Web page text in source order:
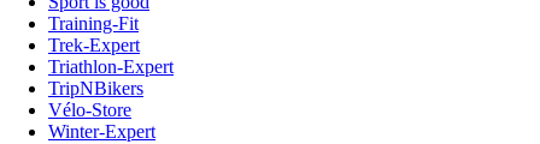
Training-Fit
Trek-Expert
Triathlon-Expert
TripNBikers
Vélo-Store
Winter-Expert